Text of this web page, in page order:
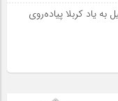
به یاد کربلا پیاده‌روی